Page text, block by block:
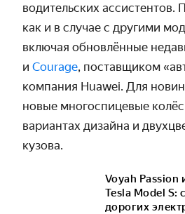
водительских ассистентов.
как и в случае с другими
включая обновлённые
и Courage, поставщиком
компания Huawei. Для
новые многоспицевые
вариантах дизайна и
кузова.
Voyah Passion
Tesla Model S:
дорогих